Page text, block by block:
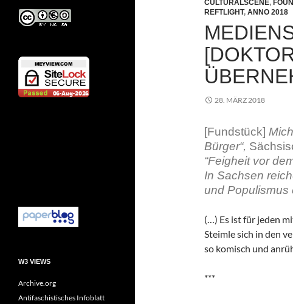
CULTURALSCENE,
REFTLIGHT, ANNO 2018
28. MÄRZ 2018
[Fundstück]
Bürger“,
“Feigheit vor
In Sachsen
und Populismus
(…) Es ist für jeden
Steimle sich in den
so komisch und
***
W3 VIEWS
Archive.org
Antifaschistisches Infoblatt